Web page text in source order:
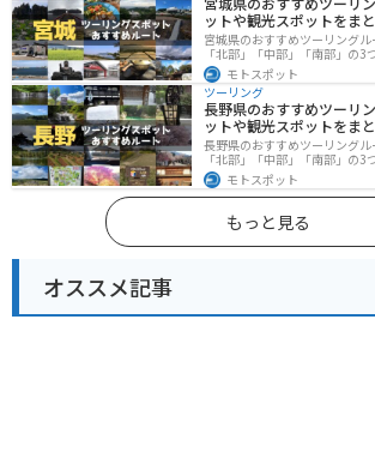
ットや観光スポットをま
宮城県のおすすめツーリングル
「北部」「中部」「南部」の
ツネ村や広大な山や滝、湖な
ツーリングができます。バイ
行く際は参考にしてください。
モトスポット
ツーリング
長野県のおすすめツーリ
ットや観光スポットをま
長野県のおすすめツーリングル
「北部」「中部」「南部」の
訪湖やビーナスラインのよう
グスポットが多数あります。
グに行く際は参考にしてくださ
モトスポット
もっと見る
オススメ記事